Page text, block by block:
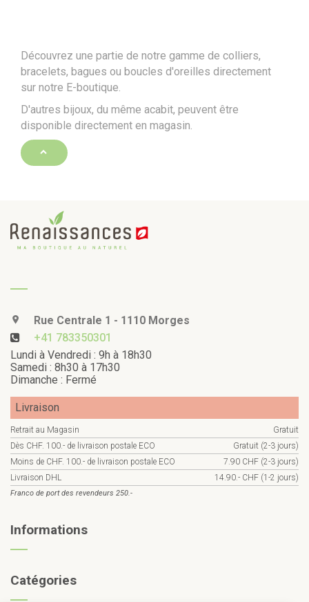
Découvrez une partie de notre gamme de colliers,
bracelets, bagues ou boucles d'oreilles directement
sur notre E-boutique.
D'autres bijoux, du même acabit, peuvent être
disponible directement en magasin.
Rue Centrale 1 - 1110 Morges
+41 783350301
Lundi à Vendredi : 9h à 18h30
Samedi : 8h30 à 17h30
Dimanche : Fermé
Livraison
Retrait au Magasin
Gratuit
Dès CHF. 100.- de livraison postale ECO
Gratuit (2-3 jours)
Moins de CHF. 100.- de livraison postale ECO
7.90 CHF (2-3 jours)
Livraison DHL
14.90.- CHF (1-2 jours)
Franco de port des revendeurs 250.-
Informations
Catégories